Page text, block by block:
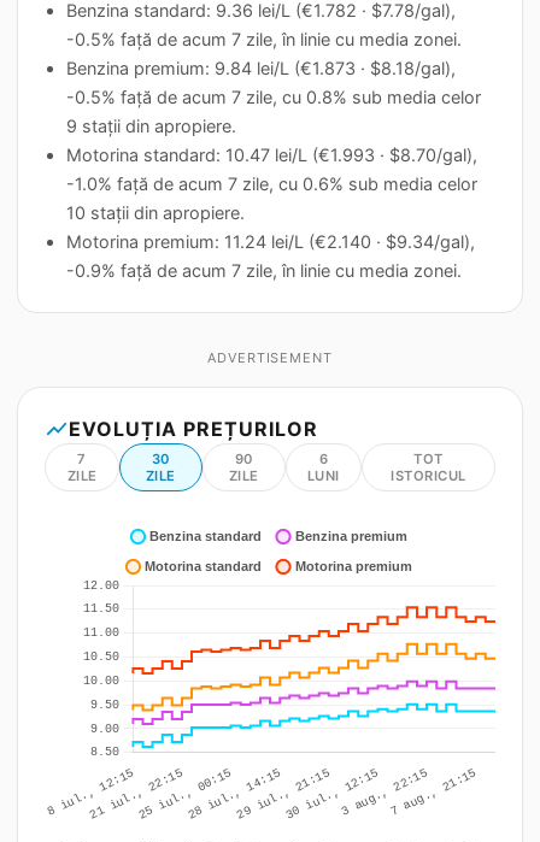
Benzina standard: 9.36 lei/L (€1.782 · $7.78/gal),
-0.5% față de acum 7 zile, în linie cu media zonei.
Benzina premium: 9.84 lei/L (€1.873 · $8.18/gal),
-0.5% față de acum 7 zile, cu 0.8% sub media celor
9 stații din apropiere.
Motorina standard: 10.47 lei/L (€1.993 · $8.70/gal),
-1.0% față de acum 7 zile, cu 0.6% sub media celor
10 stații din apropiere.
Motorina premium: 11.24 lei/L (€2.140 · $9.34/gal),
-0.9% față de acum 7 zile, în linie cu media zonei.
ADVERTISEMENT
show_chartEVOLUȚIA PREȚURILOR
7
ZILE
30
ZILE
90
ZILE
6
LUNI
TOT
ISTORICUL